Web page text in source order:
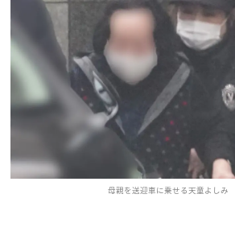
母親を送迎車に乗せる天童よしみ